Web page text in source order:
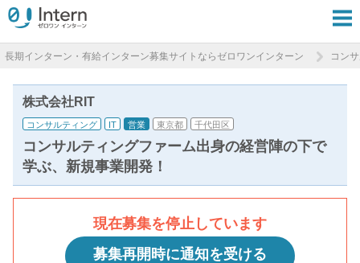
長期インターン・有給インターン募集サイトならゼロワンインターン コン
株式会社RIT
コンサルティング IT 営業 東京都 千代田区
コンサルティングファーム出身の経営陣の下で
学ぶ、新規事業開発！
現在募集を停止しています
募集再開時に通知を受ける